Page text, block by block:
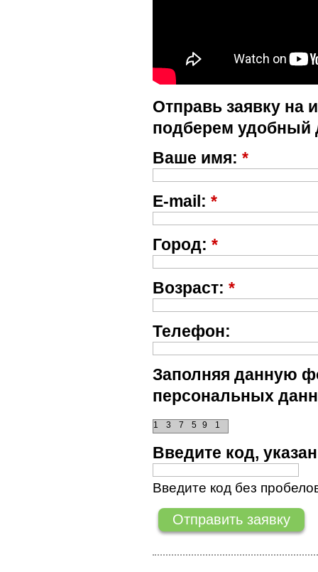
Отправь заявку на
подберем удобный
Ваше имя: *
E-mail: *
Город: *
Возраст: *
Телефон:
Заполняя данную
персональных
5 1
9
7
3
1
Введите код,
Введите код без